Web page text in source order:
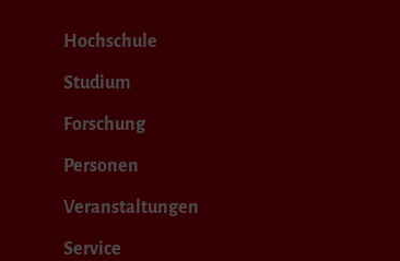
Hochschule
Studium
Forschung
Personen
Veranstaltungen
Service